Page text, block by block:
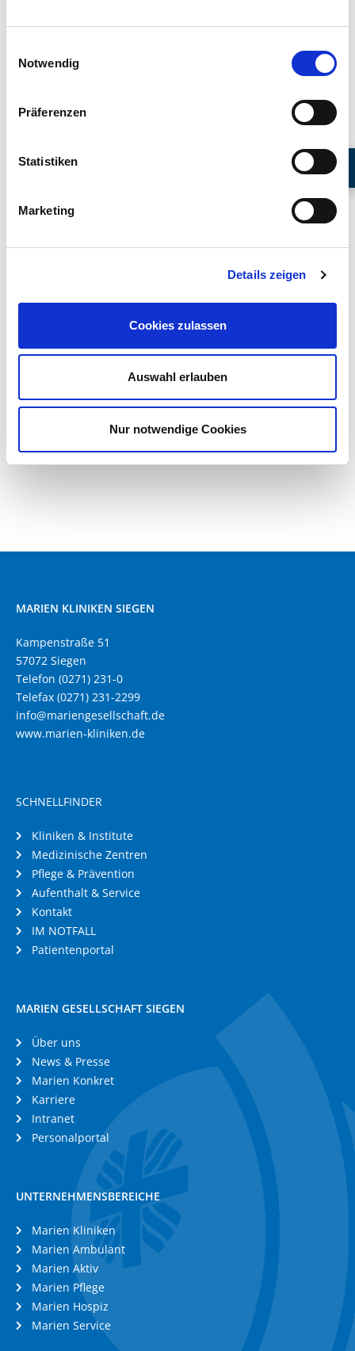
Notwendig
Präferenzen
Statistiken
Marketing
Details zeigen
Cookies zulassen
Auswahl erlauben
Nur notwendige Cookies
Kliniken & Institute
Klinik für Allgemeine Innere Medizin, Gastroenterologie
und Diabetologie
Stationen & Funktionsabteilungen
Ernährungsberatung
MARIEN KLINIKEN SIEGEN
Kampenstraße 51
57072 Siegen
Telefon (0271) 231-0
Telefax (0271) 231-2299
info@mariengesellschaft.de
www.marien-kliniken.de
SCHNELLFINDER
Kliniken & Institute
Medizinische Zentren
Pflege & Prävention
Aufenthalt & Service
Kontakt
IM NOTFALL
Patientenportal
MARIEN GESELLSCHAFT SIEGEN
Über uns
News & Presse
Marien Konkret
Karriere
Intranet
Personalportal
UNTERNEHMENSBEREICHE
Marien Kliniken
Marien Ambulant
Marien Aktiv
Marien Pflege
Marien Hospiz
Marien Service